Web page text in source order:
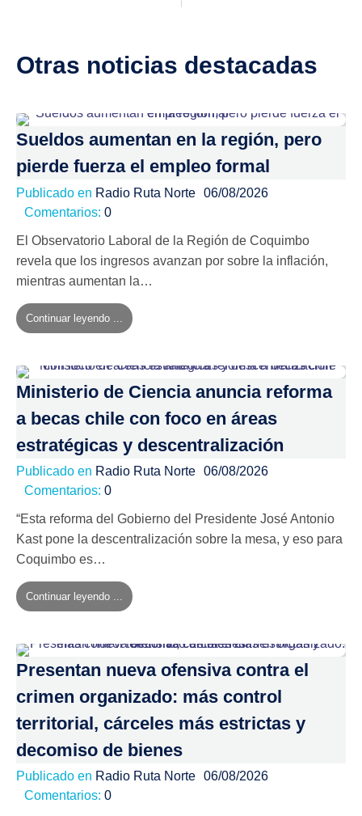
Otras noticias destacadas
Sueldos aumentan en la región, pero
pierde fuerza el empleo formal
Publicado en Radio Ruta Norte 06/08/2026
Comentarios: 0
El Observatorio Laboral de la Región de Coquimbo
revela que los ingresos avanzan por sobre la inflación,
mientras aumentan la…
Continuar leyendo ...
Ministerio de Ciencia anuncia reforma
a becas chile con foco en áreas
estratégicas y descentralización
Publicado en Radio Ruta Norte 06/08/2026
Comentarios: 0
“Esta reforma del Gobierno del Presidente José Antonio
Kast pone la descentralización sobre la mesa, y eso para
Coquimbo es…
Continuar leyendo ...
Presentan nueva ofensiva contra el
crimen organizado: más control
territorial, cárceles más estrictas y
decomiso de bienes
Publicado en Radio Ruta Norte 06/08/2026
Comentarios: 0